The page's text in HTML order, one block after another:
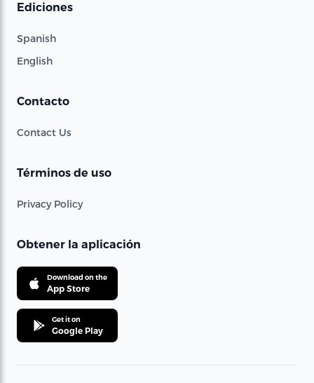
Ediciones
Spanish
English
Contacto
Contact Us
Términos de uso
Privacy Policy
Obtener la aplicación
Download on the
App Store
Get it on
Google Play